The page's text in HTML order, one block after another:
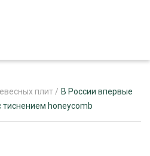
плит / В России впервые
тиснением honeycomb